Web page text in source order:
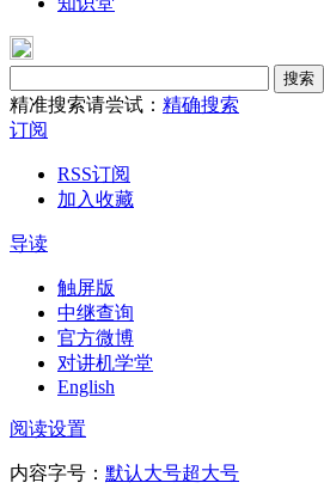
搜索
精准搜索请尝试： 精确搜索
订阅
RSS订阅
加入收藏
导读
触屏版
中继查询
官方微博
对讲机学堂
English
阅读设置
内容字号： 默认大号超大号